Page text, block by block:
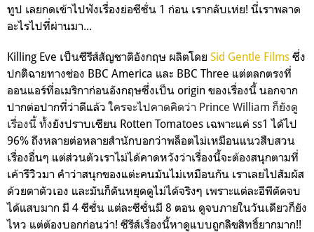
ทูป เลยกดเข้าไปฟังเรื่องย่อซีซั่น 1 ก่อน เรากลับเห่ย! นี่เราพลาด
อะไรไปที่ผ่านมา...
Killing Eve เป็นซีรีส์สัญชาติอังกฤษ ผลิตโดย Sid Gentle Films ซึ่ง
ปกติิฉายทางช่อง BBC America และ BBC Three แต่ตลกตรงที่
ออนแอร์ที่อเมริกาก่อนอังกฤษซึ่งเป็น origin ของเรื่องนี้ นอกจาก
ปากต่อปากที่ว่าดีแล้วใครจะไปคาดคิดว่า Prince William ก็ยังดู
เรื่องนี้ ทั้งยังปราบเซียน Rotten Tomatoes เฉพาะแค่ ss1 ได้ไป
96% ถึงหลายต่อหลายสำนักบอกว่าพล็อตไม่เหมือนแนวสืบสวน
เรื่องอื่นๆ แต่ส่วนตัวเราไม่ได้คาดหวังว่าเรื่องนี้จะต้องสนุกตามที่
เค้ารีวิิวมา คำว่าสนุกของแต่ะคนมันไม่เหมือนกัน เราเลยไปสัมผัส
ด้วยตาตัวเอง และมันก็ดันหยุดดูไม่ได้จริงๆ เพราะแต่ละอีพีตัดจบ
ได้แสบมาก มี 4 ซีซั่น แต่ละซีซั่นมี 8 ตอน ดูจบภายในวันเดียวก็ยัง
ไหว แต่ต้องบอกก่อนว่า! ซีรีส์เรื่องนี้หาดูแบบถูกลิิขสิทธิ์ยากมาก!!